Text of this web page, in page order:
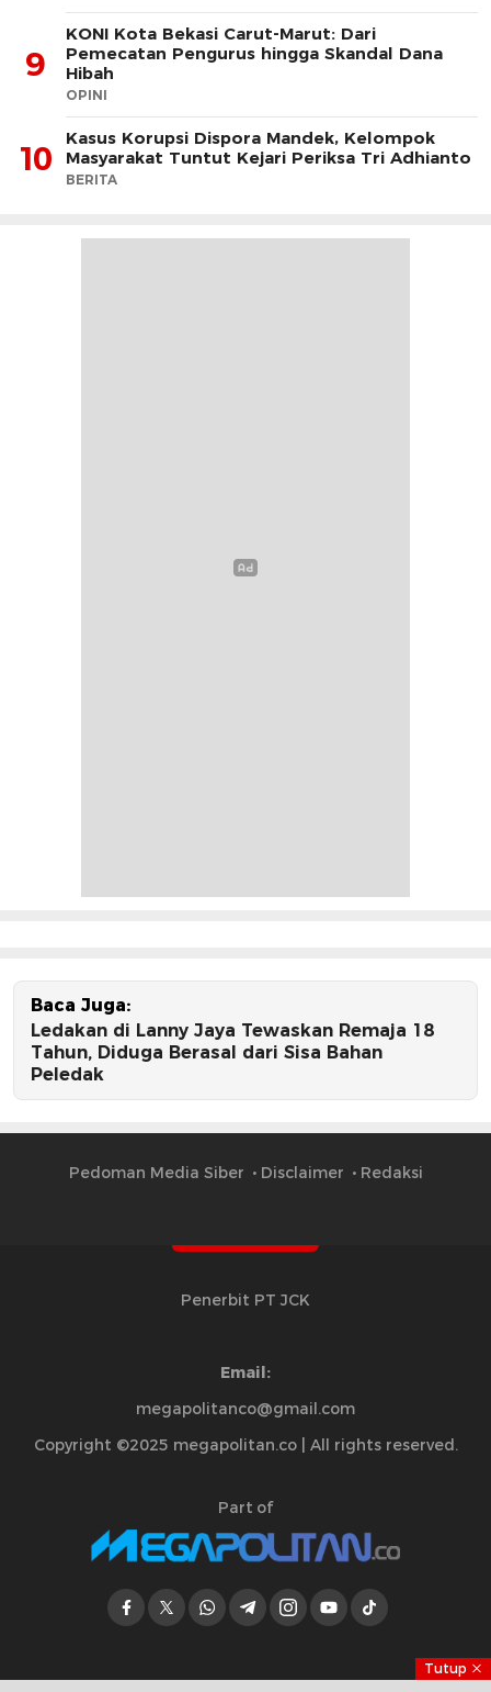
9
KONI Kota Bekasi Carut-Marut: Dari
Pemecatan Pengurus hingga Skandal Dana
Hibah
OPINI
10
Kasus Korupsi Dispora Mandek, Kelompok
Masyarakat Tuntut Kejari Periksa Tri Adhianto
BERITA
Baca Juga:
Ledakan di Lanny Jaya Tewaskan Remaja 18
Tahun, Diduga Berasal dari Sisa Bahan
Peledak
Pedoman Media Siber Disclaimer Redaksi
Penerbit PT JCK
Email:
megapolitanco@gmail.com
Copyright ©2025 megapolitan.co | All rights reserved.
Part of
Tutup